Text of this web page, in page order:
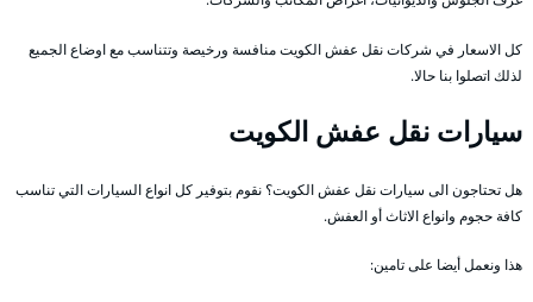
كل الاسعار في شركات نقل عفش الكويت منافسة ورخيصة وتتناسب مع اوضاع الجميع
لذلك اتصلوا بنا حالا.
سيارات نقل عفش الكويت
هل تحتاجون الى سيارات نقل عفش الكويت؟ نقوم بتوفير كل انواع السيارات التي تناسب
كافة حجوم وانواع الاثاث أو العفش.
هذا ونعمل أيضا على تامين: